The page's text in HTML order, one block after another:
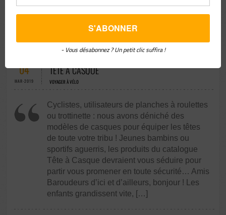
les souvenirs de notre « Tour » […]
04
MAR-2019
TÊTE À CASQUE
VOYAGER À VÉLO
Cyclistes, utilisateurs de planches à roulettes
ou trottinette : nous avons déniché des
modèles de casques pour équiper les têtes
de toute votre tribu ! Jeunes bambins ou
sportifs aguerris, les produits du catalogue
Tête à Casque devraient vous séduire pour
partir vous promener en toute sécurité… Amis
Baroudeurs d’ici et d’ailleurs, bonjour ! Les
enfants grandissent vite, […]
- Vous désabonnez ? Un petit clic suffira !